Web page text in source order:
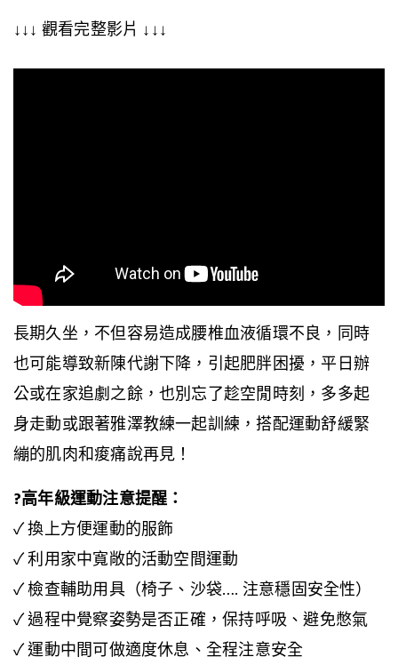
↓↓↓ 觀看完整影片 ↓↓↓
長期久坐，不但容易造成腰椎血液循環不良，同時
也可能導致新陳代謝下降，引起肥胖困擾，平日辦
公或在家追劇之餘，也別忘了趁空閒時刻，多多起
身走動或跟著雅澤教練一起訓練，搭配運動舒緩緊
繃的肌肉和痠痛說再見！
?高年級運動注意提醒：
✓ 換上方便運動的服飾
✓ 利用家中寬敞的活動空間運動
✓ 檢查輔助用具（椅子、沙袋…. 注意穩固安全性）
✓ 過程中覺察姿勢是否正確，保持呼吸、避免憋氣
✓ 運動中間可做適度休息、全程注意安全